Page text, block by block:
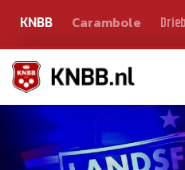
KNBB Carambole